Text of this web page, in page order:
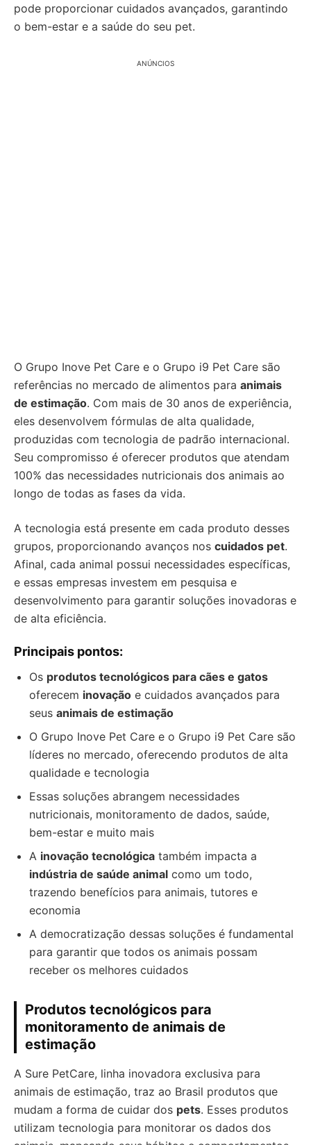
pode proporcionar cuidados avançados, garantindo
o bem-estar e a saúde do seu pet.
ANÚNCIOS
O Grupo Inove Pet Care e o Grupo i9 Pet Care são
referências no mercado de alimentos para animais
de estimação. Com mais de 30 anos de experiência,
eles desenvolvem fórmulas de alta qualidade,
produzidas com tecnologia de padrão internacional.
Seu compromisso é oferecer produtos que atendam
100% das necessidades nutricionais dos animais ao
longo de todas as fases da vida.
A tecnologia está presente em cada produto desses
grupos, proporcionando avanços nos cuidados pet.
Afinal, cada animal possui necessidades específicas,
e essas empresas investem em pesquisa e
desenvolvimento para garantir soluções inovadoras e
de alta eficiência.
Principais pontos:
Os produtos tecnológicos para cães e gatos
oferecem inovação e cuidados avançados para
seus animais de estimação
O Grupo Inove Pet Care e o Grupo i9 Pet Care são
líderes no mercado, oferecendo produtos de alta
qualidade e tecnologia
Essas soluções abrangem necessidades
nutricionais, monitoramento de dados, saúde,
bem-estar e muito mais
A inovação tecnológica também impacta a
indústria de saúde animal como um todo,
trazendo benefícios para animais, tutores e
economia
A democratização dessas soluções é fundamental
para garantir que todos os animais possam
receber os melhores cuidados
Produtos tecnológicos para
monitoramento de animais de
estimação
A Sure PetCare, linha inovadora exclusiva para
animais de estimação, traz ao Brasil produtos que
mudam a forma de cuidar dos pets. Esses produtos
utilizam tecnologia para monitorar os dados dos